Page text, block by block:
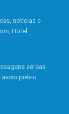
notícias e
Hotel
aéreas
prévio.